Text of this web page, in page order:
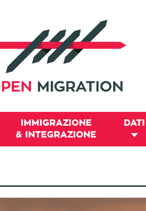
IMMIGRAZIONE
& INTEGRAZIONE
DATI